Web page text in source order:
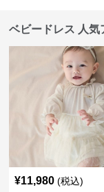
ベビードレス 人気
¥11,980 (税込)